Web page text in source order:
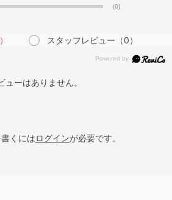
(0)
スタッフレビュー （0）
ューはありません。
くにはログインが必要です。